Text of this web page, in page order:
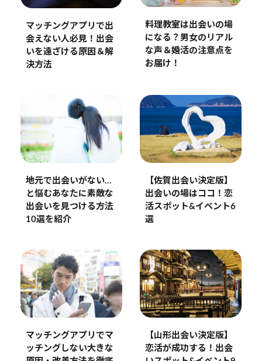
マッチングアプリで出
会えない人必見！出会
いを遠ざける原因＆解
決方法
料理教室は出会いの場
になる？男女のリアル
な声＆婚活の注意点を
お届け！
地元で出会いがない…
と悩むあなたに素敵な
出会いを見つける方法
10選を紹介
【佐賀出会い決定版】
出会いの場はココ！恋
活スポット&イベント6
選
マッチングアプリでマ
ッチングしない大きな
【山形出会い決定版】
恋活が成功する！出会